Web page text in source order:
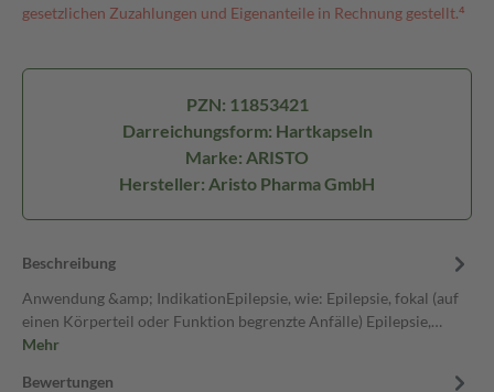
gesetzlichen Zuzahlungen und Eigenanteile in Rechnung gestellt.⁴
PZN: 11853421
Darreichungsform: Hartkapseln
Marke: ARISTO
Hersteller: Aristo Pharma GmbH
Beschreibung
Anwendung &amp; IndikationEpilepsie, wie: Epilepsie, fokal (auf
einen Körperteil oder Funktion begrenzte Anfälle) Epilepsie,…
Mehr
Bewertungen